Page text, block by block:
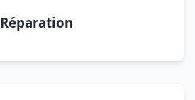
Réparation